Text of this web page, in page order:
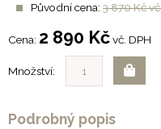
Původní cena: 3 870 Kč
Cena: 2 890 Kčvč. DPH
Množství:
Podrobný popis